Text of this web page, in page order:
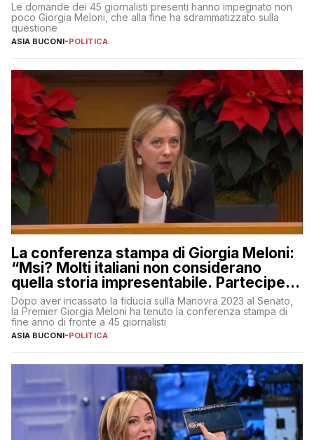
Le domande dei 45 giornalisti presenti hanno impegnato non
poco Giorgia Meloni, che alla fine ha sdrammatizzato sulla
questione
ASIA BUCONI-POLITICA
La conferenza stampa di Giorgia Meloni:
“Msi? Molti italiani non considerano
quella storia impresentabile. Parteciperò
al 25 aprile”
Dopo aver incassato la fiducia sulla Manovra 2023 al Senato,
la Premier Giorgia Meloni ha tenuto la conferenza stampa di
fine anno di fronte a 45 giornalisti
ASIA BUCONI-POLITICA